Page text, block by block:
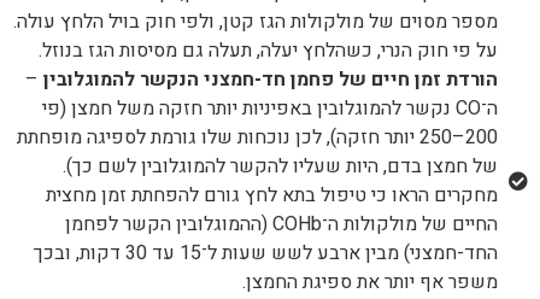
מספר מסוים של מולקולות הגז קטן, ולפי חוק בויל הלחץ עולה.
על פי חוק הנרי, כשהלחץ יעלה, תעלה גם מסיסות הגז בנוזל.
הורדת זמן חיים של פחמן חד-חמצני הנקשר להמוגלובין –
ה־CO נקשר להמוגלובין באפיניות יותר חזקה משל חמצן (פי
200–250 יותר חזקה), לכן נוכחות שלו גורמת לספיגה מופחתת
של חמצן בדם, היות שעליו להקשר להמוגלובין לשם כך).
מחקרים הראו כי טיפול בתא לחץ גורם להפחתת זמן מחצית
החיים של מולקולות ה־COHb (ההמוגלובין הקשר לפחמן
החד-חמצני) מבין ארבע לשש שעות ל־15 עד 30 דקות, ובכך
משפר אף יותר את ספיגת החמצן.